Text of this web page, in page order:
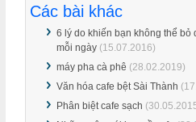
Các bài khác
6 lý do khiến bạn không thể bỏ
mỗi ngày(15.07.2016)
máy pha cà phê (28.02.2019)
Văn hóa cafe bệt Sài Thành
Phân biệt cafe sạch